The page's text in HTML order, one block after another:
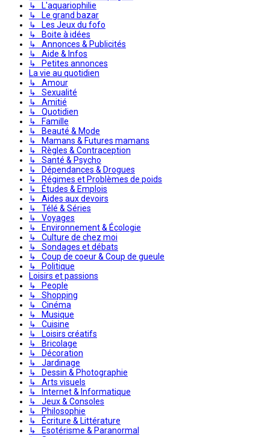
↳ L'aquariophilie
↳ Le grand bazar
↳ Les Jeux du fofo
↳ Boite à idées
↳ Annonces & Publicités
↳ Aide & Infos
↳ Petites annonces
La vie au quotidien
↳ Amour
↳ Sexualité
↳ Amitié
↳ Quotidien
↳ Famille
↳ Beauté & Mode
↳ Mamans & Futures mamans
↳ Règles & Contraception
↳ Santé & Psycho
↳ Dépendances & Drogues
↳ Régimes et Problèmes de poids
↳ Études & Emplois
↳ Aides aux devoirs
↳ Télé & Séries
↳ Voyages
↳ Environnement & Écologie
↳ Culture de chez moi
↳ Sondages et débats
↳ Coup de coeur & Coup de gueule
↳ Politique
Loisirs et passions
↳ People
↳ Shopping
↳ Cinéma
↳ Musique
↳ Cuisine
↳ Loisirs créatifs
↳ Bricolage
↳ Décoration
↳ Jardinage
↳ Dessin & Photographie
↳ Arts visuels
↳ Internet & Informatique
↳ Jeux & Consoles
↳ Philosophie
↳ Écriture & Littérature
↳ Esotérisme & Paranormal